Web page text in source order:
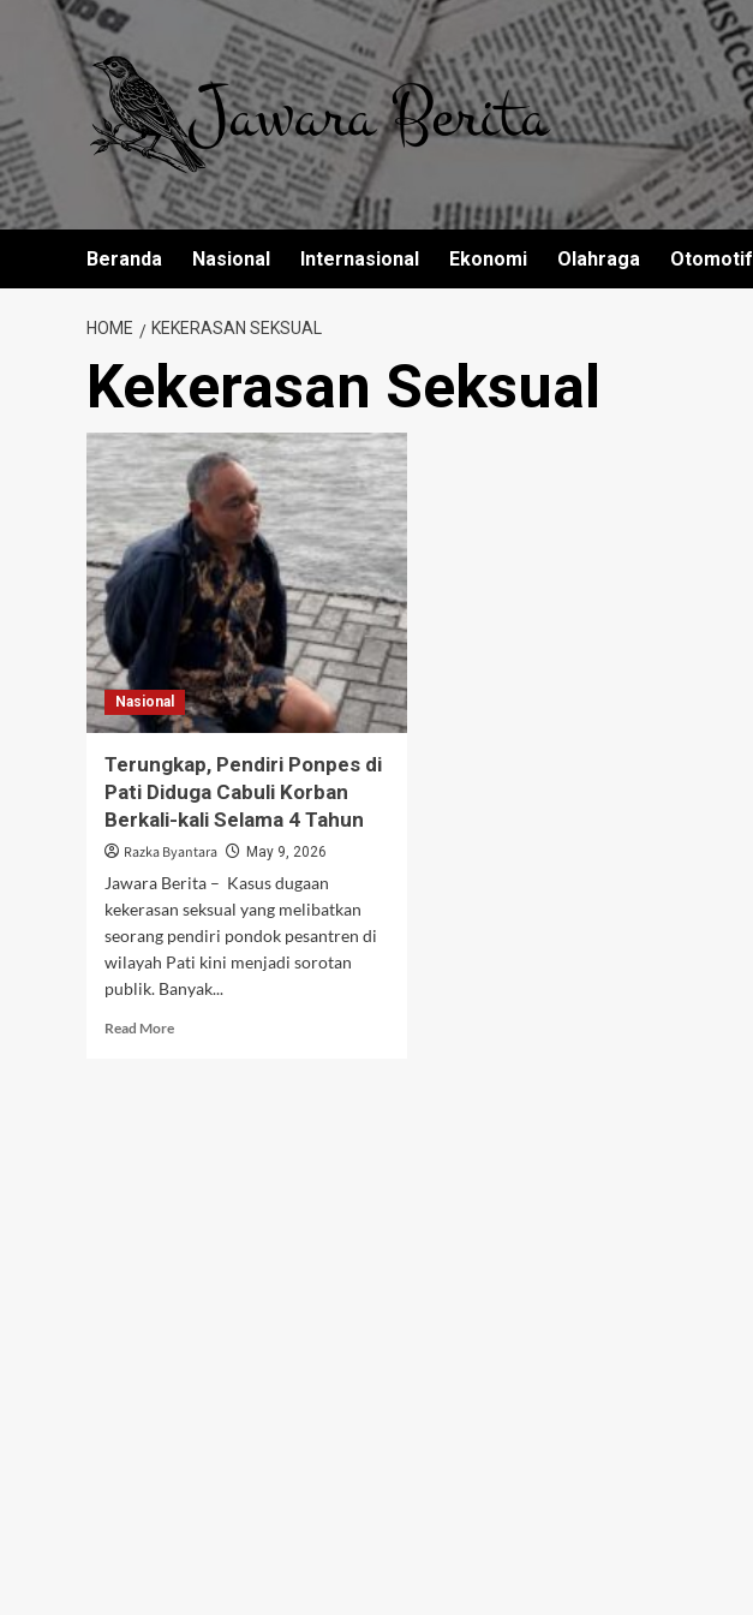
content
Beranda Nasional Internasional Ekonomi Olahraga Otomotif
HOME KEKERASAN SEKSUAL
Kekerasan Seksual
Nasional
Terungkap, Pendiri Ponpes di
Pati Diduga Cabuli Korban
Berkali-kali Selama 4 Tahun
Razka Byantara May 9, 2026
Jawara Berita – Kasus dugaan
kekerasan seksual yang melibatkan
seorang pendiri pondok pesantren di
wilayah Pati kini menjadi sorotan
publik. Banyak...
Read MoreRead